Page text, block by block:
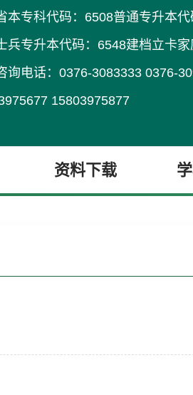
本专科代码： 6508普通专升本代
兵专升本代码： 6548建档立卡
询电话： 0376-3083333 0376-
15803975877
资料下载